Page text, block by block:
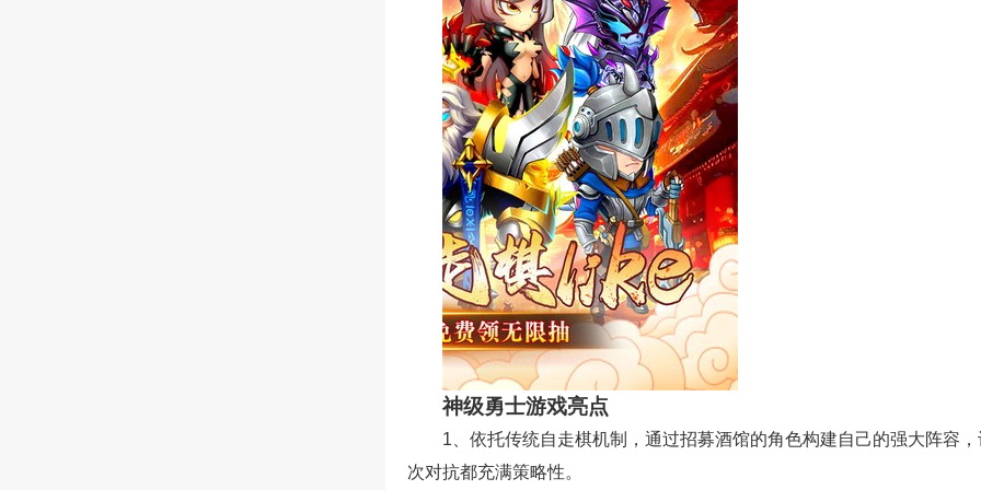
神级勇士游戏亮点
1、依托传统自走棋机制，通过招募酒馆的角色构建自己的强大阵容
次对抗都充满策略性。